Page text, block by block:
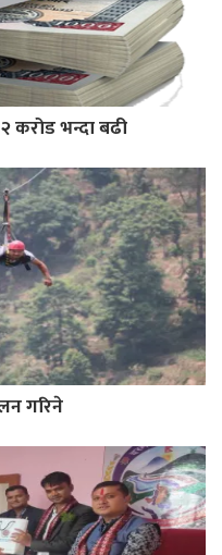
करोड भन्दा बढी
गरिने